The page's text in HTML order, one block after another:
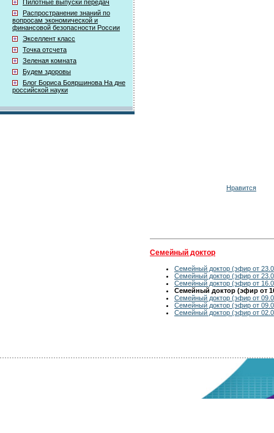
Пилотные выпуски передач
Распространение знаний по
вопросам экономической и
финансовой безопасности России
Экселлент класс
Точка отсчета
Зеленая комната
Будем здоровы
Блог Бориса Бояршинова На дне
российской науки
Нравится
Семейный доктор
Семейный доктор (эфир от
Семейный доктор (эфир от
Семейный доктор (эфир от
Семейный доктор (эфир от
Семейный доктор (эфир от
Семейный доктор (эфир от
Семейный доктор (эфир от